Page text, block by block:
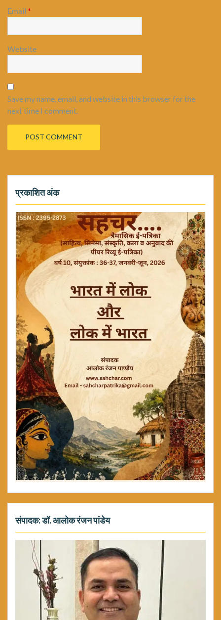
Email *
Website
Save my name, email, and website in this browser for the
next time I comment.
प्रकाशित अंक
संपादक: डॉ. आलोक रंजन पांडेय